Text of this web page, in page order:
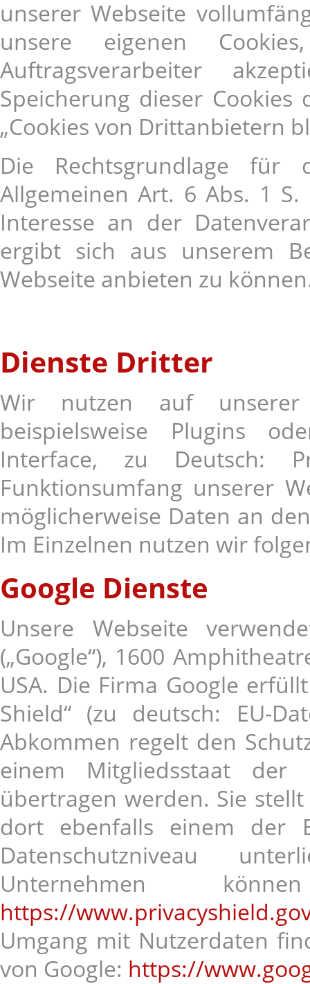
unserer Webseite
unsere eigenen
Auftragsverarbeiter
Speicherung dieser
„Cookies von Drittanbietern
Die Rechtsgrundlage
Allgemeinen Art. 6 Abs. 1 S.
Interesse an der
ergibt sich aus unserem
Webseite anbieten zu
Dienste Dritter
Wir nutzen auf unserer
beispielsweise Plugins
Interface, zu Deutsch:
Funktionsumfang unserer
möglicherweise Daten an
Im Einzelnen nutzen wir
Google Dienste
Unsere Webseite
(„Google“), 1600
USA. Die Firma Google
Shield“ (zu deutsch: EU-
Abkommen regelt den
einem Mitgliedsstaat
übertragen werden. Sie
dort ebenfalls einem der
Datenschutzniveau
Unternehmen
https://
Umgang mit Nutzerdaten
von Google: https://